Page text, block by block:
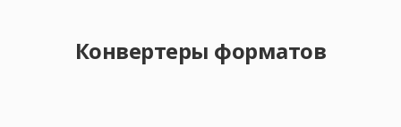
Конвертеры форматов